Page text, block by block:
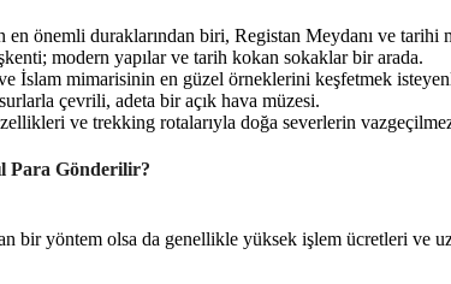
en önemli duraklarından biri, Registan Meydanı ve tarihi
modern yapılar ve tarih kokan sokaklar bir arada.
İslam mimarisinin en güzel örneklerini keşfetmek
çevrili, adeta bir açık hava müzesi.
ve trekking rotalarıyla doğa severlerin
Para Gönderilir?
bir yöntem olsa da genellikle yüksek işlem ücretleri ve